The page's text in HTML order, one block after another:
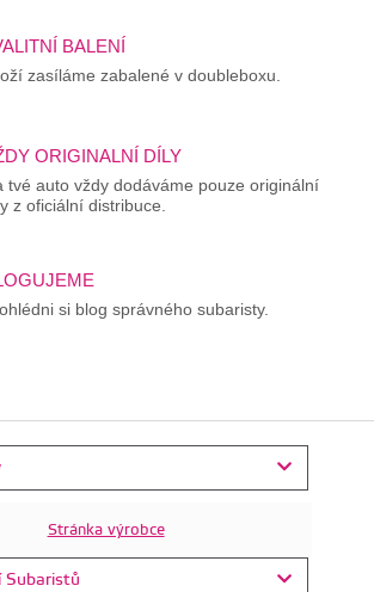
BALENÍ
zasíláme zabalené v doubleboxu.
ORIGINALNÍ DÍLY
tvé auto vždy dodáváme pouze originální
z oficiální distribuce.
si blog správného subaristy.
Stránka výrobce
Subaristů